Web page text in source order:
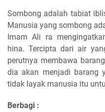
Sombong adalah tabiat
Manusia yang sombong
Imam Ali ra
hina. Tercipta dari air
perutnya membawa
dia akan menjadi barang
tidak layak manusia itu
Berbagi :